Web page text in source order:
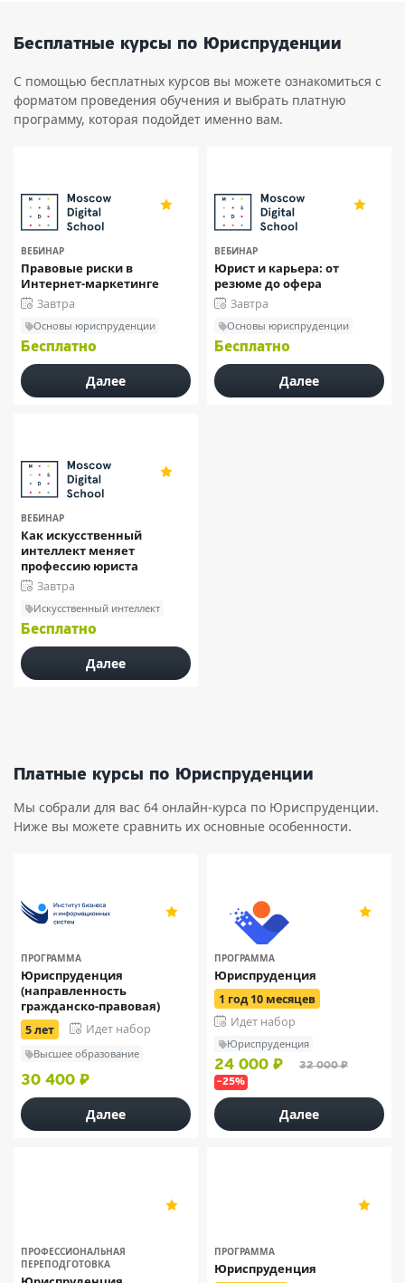
Бесплатные курсы по Юриспруденции
С помощью бесплатных курсов вы можете ознакомиться с
форматом проведения обучения и выбрать платную
программу, которая подойдет именно вам.
ВЕБИНАР
Правовые риски в
Интернет-маркетинге
Завтра
Основы юриспруденции
Бесплатно
Далее
ВЕБИНАР
Юрист и карьера: от
резюме до офера
Завтра
Основы юриспруденции
Бесплатно
Далее
ВЕБИНАР
Как искусственный
интеллект меняет
профессию юриста
Завтра
Искусственный интеллект
Бесплатно
Далее
Платные курсы по Юриспруденции
Мы собрали для вас 64 онлайн-курса по Юриспруденции.
Ниже вы можете сравнить их основные особенности.
ПРОГРАММА
Юриспруденция
(направленность
гражданско-правовая)
5 лет Идет набор
Высшее образование
30 400 ₽
Далее
ПРОГРАММА
Юриспруденция
1 год 10 месяцев
Идет набор
Юриспруденция
24 000 ₽ 32 000 ₽
–25%
Далее
ПРОФЕССИОНАЛЬНАЯ
ПЕРЕПОДГОТОВКА
ПРОГРАММА
Юриспруденция